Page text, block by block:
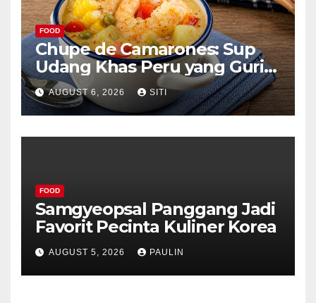
FOOD
Chupe de Camarones: Sup
Udang Khas Peru yang Gurih
Lezat
AUGUST 6, 2026 SITI
FOOD
Samgyeopsal Panggang Jadi
Favorit Pecinta Kuliner Korea
AUGUST 5, 2026 PAULIN